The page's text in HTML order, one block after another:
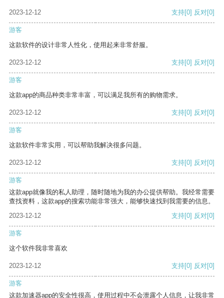
2023-12-12 支持[0] 反对[0]
游客
这款软件的设计非常人性化，使用起来非常舒服。
2023-12-12 支持[0] 反对[0]
游客
这款app的商品种类非常丰富，可以满足我所有的购物需求。
2023-12-12 支持[0] 反对[0]
游客
这款软件非常实用，可以帮助我解决很多问题。
2023-12-12 支持[0] 反对[0]
游客
这款app就像我的私人助理，随时随地为我的办公提供帮助。我经常需要
查找资料，这款app的搜索功能非常强大，能够快速找到我需要的信息。
2023-12-12
支持[0] 反对[0]
游客
这个软件我非常喜欢
2023-12-12 支持[0] 反对[0]
游客
这款加速器app的安全性很高，使用过程中不会泄露个人信息，让我非常